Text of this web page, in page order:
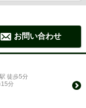
お問い合わせ
駅 徒歩5分
15分